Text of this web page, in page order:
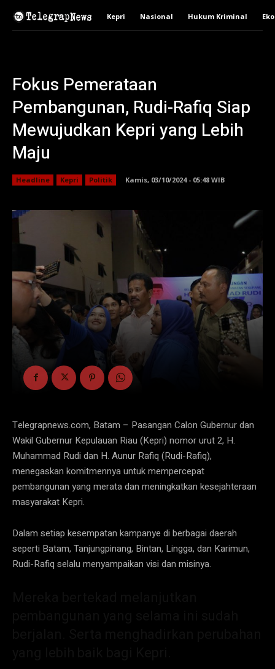
Kepri Nasional Hukum Kriminal
Fokus Pemerataan
Pembangunan, Rudi-Rafiq Siap
Mewujudkan Kepri yang Lebih
Maju
Headline Kepri Politik Kamis, 03/10/2024 - 05:48 WIB
Telegrapnews.com, Batam – Pasangan Calon Gubernur dan
Wakil Gubernur Kepulauan Riau (Kepri) nomor urut 2, H.
Muhammad Rudi dan H. Aunur Rafiq (Rudi-Rafiq),
menegaskan komitmennya untuk mempercepat
pembangunan yang merata dan meningkatkan kesejahteraan
masyarakat Kepri.
Dalam setiap kesempatan kampanye di berbagai daerah
seperti Batam, Tanjungpinang, Bintan, Lingga, dan Karimun,
Rudi-Rafiq selalu menyampaikan visi dan misinya.